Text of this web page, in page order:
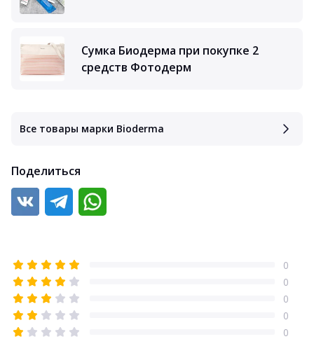
Сумка Биодерма при покупке 2
средств Фотодерм
Все товары марки Bioderma
Поделиться
0
0
0
0
0